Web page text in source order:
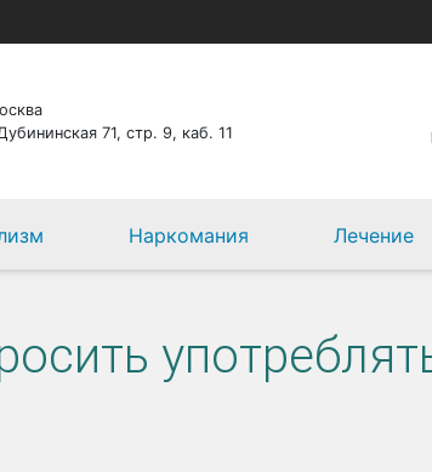
71, стр. 9, каб. 11
Наркомания Лечение